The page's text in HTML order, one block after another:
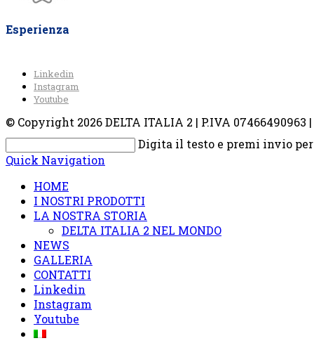
Esperienza
Linkedin
Instagram
Youtube
© Copyright 2026 DELTA ITALIA 2 | P.IVA
Digita il testo e premi invio
Quick Navigation
HOME
I NOSTRI PRODOTTI
LA NOSTRA STORIA
DELTA ITALIA 2 NEL MONDO
NEWS
GALLERIA
CONTATTI
Linkedin
Instagram
Youtube